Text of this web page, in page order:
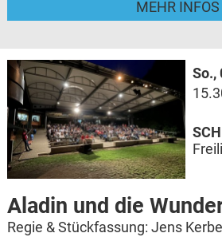
MEHR INFOS
So.,
Aladin und die
Regie & Stückfassung: Jens Kerbel